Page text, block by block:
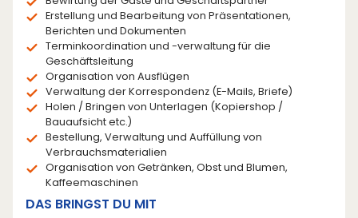
Erstellung und Bearbeitung von Präsentationen,
Berichten und Dokumenten
Terminkoordination und -verwaltung für die
Geschäftsleitung
Organisation von Ausflügen
Verwaltung der Korrespondenz (E-Mails, Briefe)
Holen / Bringen von Unterlagen (Kopiershop /
Bauaufsicht etc.)
Bestellung, Verwaltung und Auffüllung von
Verbrauchsmaterialien
Organisation von Getränken, Obst und Blumen,
Kaffeemaschinen
DAS BRINGST DU MIT